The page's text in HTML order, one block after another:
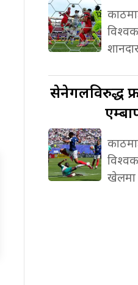
सेनेगलविरुद्ध
खेलमा